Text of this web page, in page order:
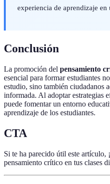
experiencia de aprendizaje
Conclusión
La promoción del pensamiento
esencial para formar estudiantes
estudio, sino también ciudadanos
informada. Al adoptar estrategias
puede fomentar un entorno
aprendizaje de los estudiantes.
CTA
Si te ha parecido útil este artículo,
pensamiento crítico en tus clases